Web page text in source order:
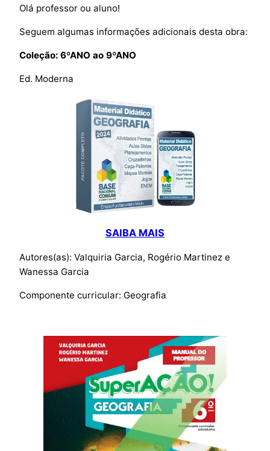
Olá professor ou aluno!
Seguem algumas informações adicionais desta obra:
Coleção: 6ºANO ao 9ºANO
Ed. Moderna
SAIBA MAIS
Autores(as): Valquiria Garcia, Rogério Martinez e
Wanessa Garcia
Componente curricular: Geografia